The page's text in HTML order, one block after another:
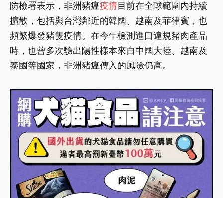
防檢署表示，非洲豬瘟疫情目前在全球範圍內持續
擴散，包括與台灣鄰近的韓國、越南及菲律賓，也
頻繁爆發豬隻疫情。在今年檢測進口違規豬肉產品
時，也曾多次驗出陽性樣本來自中國大陸、越南及
泰國等國家，非洲豬瘟傳入的風險仍高。